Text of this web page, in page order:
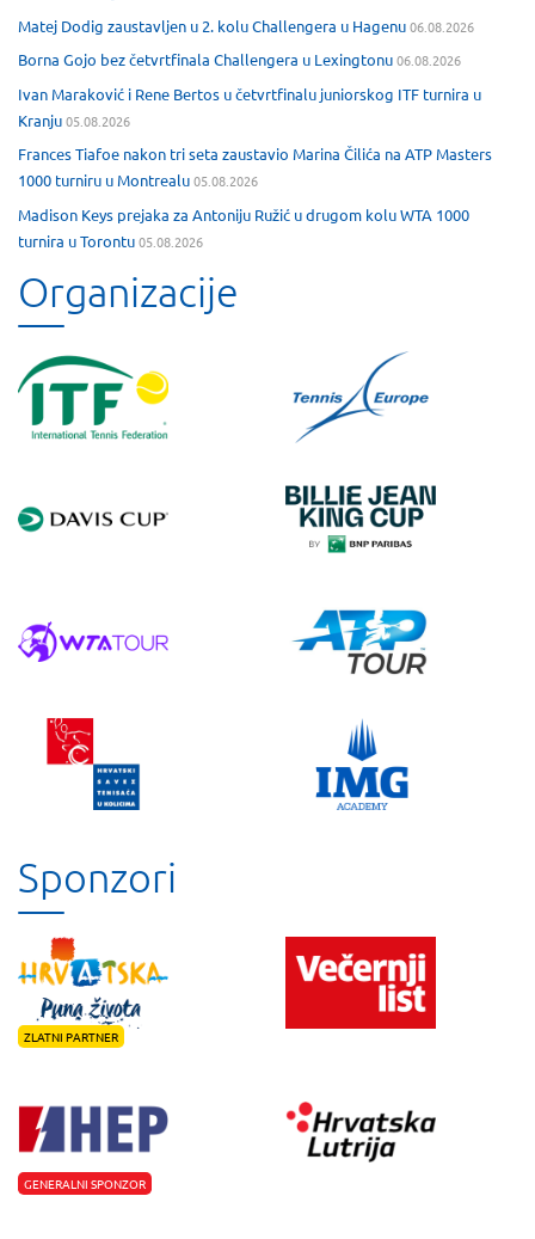
Matej Dodig zaustavljen u 2. kolu Challengera u Hagenu06.08.2026
Borna Gojo bez četvrtfinala Challengera u Lexingtonu06.08.2026
Ivan Maraković i Rene Bertos u četvrtfinalu juniorskog ITF turnira u
Kranju05.08.2026
Frances Tiafoe nakon tri seta zaustavio Marina Čilića na ATP Masters
1000 turniru u Montrealu05.08.2026
Madison Keys prejaka za Antoniju Ružić u drugom kolu WTA 1000
turnira u Torontu05.08.2026
Organizacije
Sponzori
ZLATNI PARTNER
GENERALNI SPONZOR